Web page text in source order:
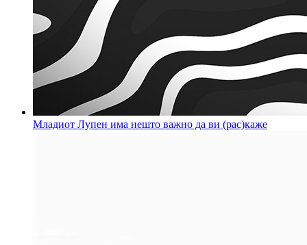
Младиот Лупен има нешто важно да ви (рас)каже